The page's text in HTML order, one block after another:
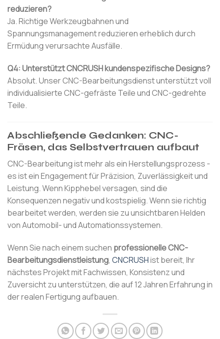
reduzieren?
Ja. Richtige Werkzeugbahnen und
Spannungsmanagement reduzieren erheblich durch
Ermüdung verursachte Ausfälle.
Q4: Unterstützt CNCRUSH kundenspezifische Designs?
Absolut. Unser CNC-Bearbeitungsdienst unterstützt voll
individualisierte CNC-gefräste Teile und CNC-gedrehte
Teile.
Abschließende Gedanken: CNC-
Fräsen, das Selbstvertrauen aufbaut
CNC-Bearbeitung ist mehr als ein Herstellungsprozess -
es ist ein Engagement für Präzision, Zuverlässigkeit und
Leistung. Wenn Kipphebel versagen, sind die
Konsequenzen negativ und kostspielig. Wenn sie richtig
bearbeitet werden, werden sie zu unsichtbaren Helden
von Automobil- und Automationssystemen.
Wenn Sie nach einem suchen professionelle CNC-
Bearbeitungsdienstleistung, CNCRUSHist bereit, Ihr
nächstes Projekt mit Fachwissen, Konsistenz und
Zuversicht zu unterstützen, die auf 12 Jahren Erfahrung in
der realen Fertigung aufbauen.